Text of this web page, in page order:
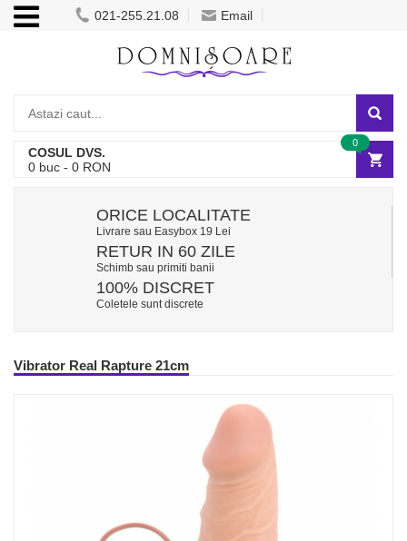
021-255.21.08 Email
COSUL DVS.
0 buc - 0 RON
0
ORICE LOCALITATE
Livrare sau Easybox 19 Lei
RETUR IN 60 ZILE
Schimb sau primiti banii
100% DISCRET
Coletele sunt discrete
Vibrator Real Rapture 21cm